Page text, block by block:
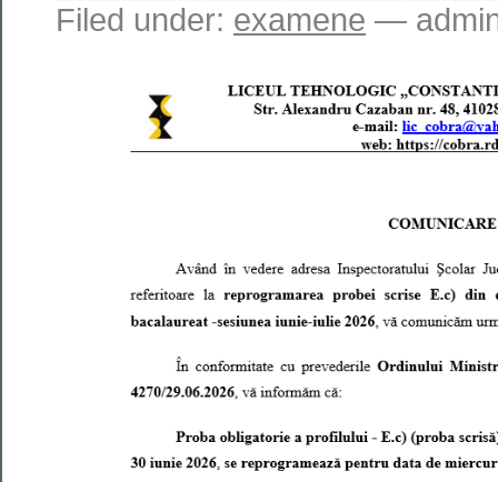
Filed under: examene —